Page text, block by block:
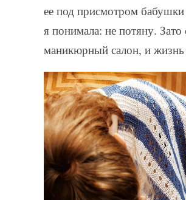
ее под присмотром
я понимала: не потяну. Зато
маникюрный салон, и жизнь